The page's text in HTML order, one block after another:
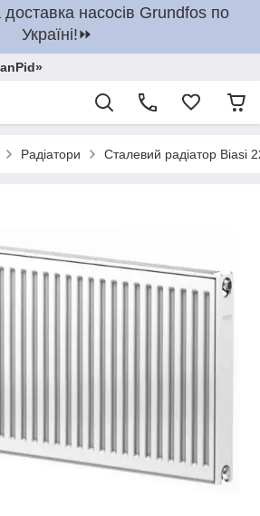
насосів Grundfos по
Україні!⏩
Радіатори Сталевий радіатор Biasi